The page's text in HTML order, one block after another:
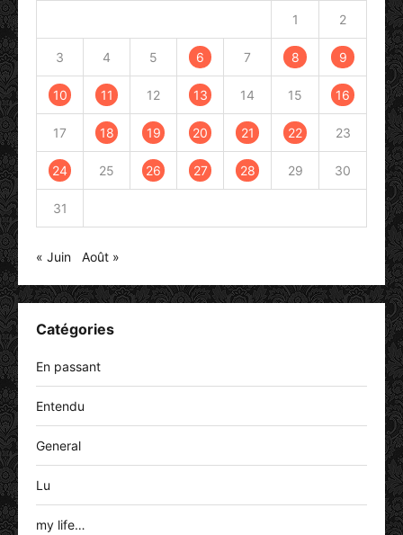
1 2
3 4 5 6 7 8 9
10 11 12 13 14 15 16
17 18 19 20 21 22 23
24 25 26 27 28 29 30
31
« Juin Août »
Catégories
En passant
Entendu
General
Lu
my life…